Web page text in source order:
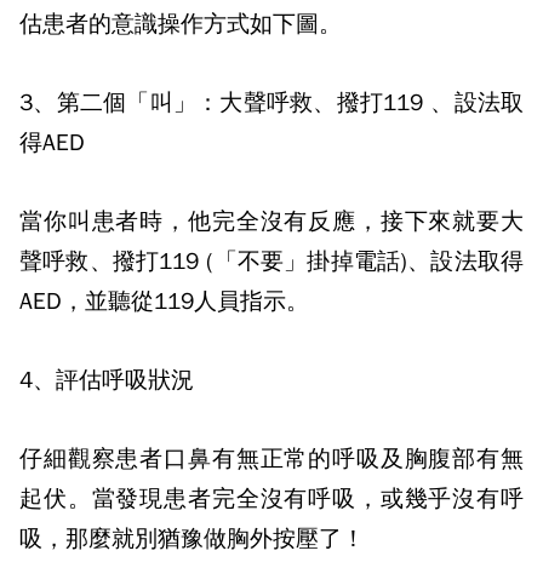
估患者的意識操作方式如下圖。
3、第二個「叫」：大聲呼救、撥打119 、設法取
得AED
當你叫患者時，他完全沒有反應，接下來就要大
聲呼救、撥打119 ( 「不要」掛掉電話)、設法取得
AED ，並聽從119人員指示。
4、評估呼吸狀況
仔細觀察患者口鼻有無正常的呼吸及胸腹部有無
起伏。當發現患者完全沒有呼吸，或幾乎沒有呼
吸，那麼就別猶豫做胸外按壓了！